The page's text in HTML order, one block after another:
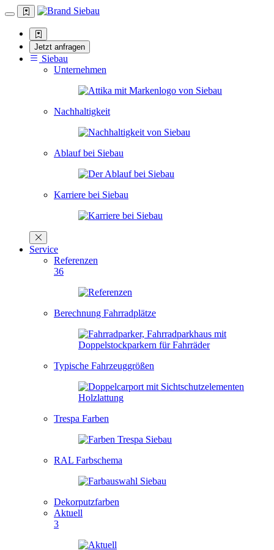
Jetzt anfragen
Siebau
Unternehmen
Nachhaltigkeit
Ablauf bei Siebau
Karriere bei Siebau
Service
Referenzen
36
Berechnung Fahrradplätze
Typische Fahrzeuggrößen
Trespa Farben
RAL Farbschema
Dekorputzfarben
Aktuell
3